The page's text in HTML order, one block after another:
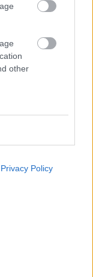
other
Privacy Policy
ασθενής:
και
υγείας